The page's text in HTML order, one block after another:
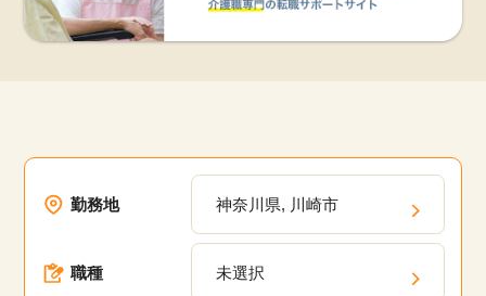
勤務地 神奈川県, 川崎市
職種 未選択